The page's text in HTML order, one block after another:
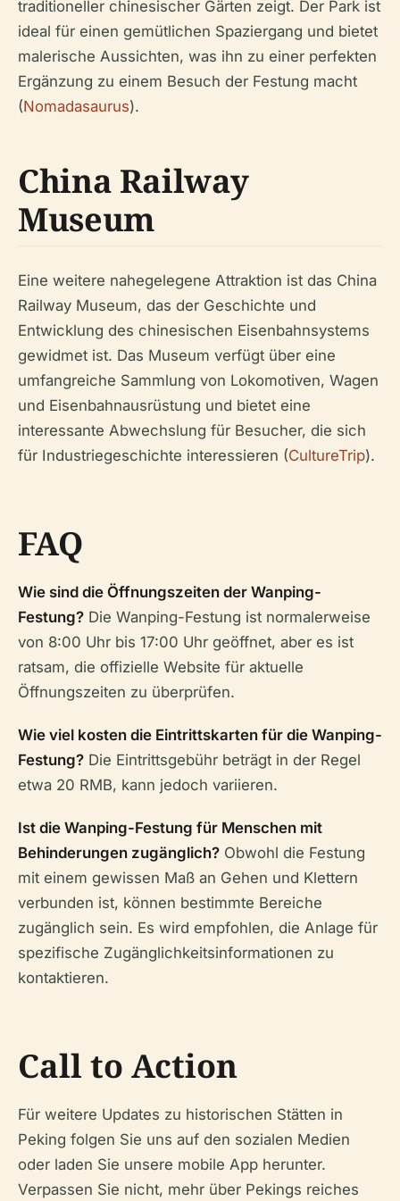
traditioneller chinesischer Gärten zeigt. Der Park ist
ideal für einen gemütlichen Spaziergang und bietet
malerische Aussichten, was ihn zu einer perfekten
Ergänzung zu einem Besuch der Festung macht
(Nomadasaurus).
China Railway
Museum
Eine weitere nahegelegene Attraktion ist das China
Railway Museum, das der Geschichte und
Entwicklung des chinesischen Eisenbahnsystems
gewidmet ist. Das Museum verfügt über eine
umfangreiche Sammlung von Lokomotiven, Wagen
und Eisenbahnausrüstung und bietet eine
interessante Abwechslung für Besucher, die sich
für Industriegeschichte interessieren (CultureTrip).
FAQ
Wie sind die Öffnungszeiten der Wanping-
Festung? Die Wanping-Festung ist normalerweise
von 8:00 Uhr bis 17:00 Uhr geöffnet, aber es ist
ratsam, die offizielle Website für aktuelle
Öffnungszeiten zu überprüfen.
Wie viel kosten die Eintrittskarten für die Wanping-
Festung? Die Eintrittsgebühr beträgt in der Regel
etwa 20 RMB, kann jedoch variieren.
Ist die Wanping-Festung für Menschen mit
Behinderungen zugänglich? Obwohl die Festung
mit einem gewissen Maß an Gehen und Klettern
verbunden ist, können bestimmte Bereiche
zugänglich sein. Es wird empfohlen, die Anlage für
spezifische Zugänglichkeitsinformationen zu
kontaktieren.
Call to Action
Für weitere Updates zu historischen Stätten in
Peking folgen Sie uns auf den sozialen Medien
oder laden Sie unsere mobile App herunter.
Verpassen Sie nicht, mehr über Pekings reiches